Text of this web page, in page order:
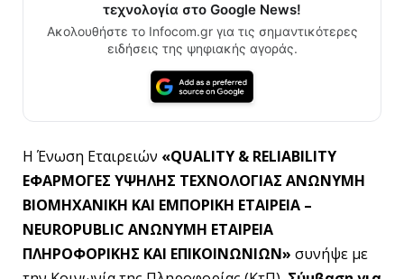
τεχνολογία στο Google News!
Ακολουθήστε το Infocom.gr για τις σημαντικότερες
ειδήσεις της ψηφιακής αγοράς.
Η Ένωση Εταιρειών «QUALITY & RELIABILITY
ΕΦΑΡΜΟΓΕΣ ΥΨΗΛΗΣ ΤΕΧΝΟΛΟΓΙΑΣ ΑΝΩΝΥΜΗ
ΒΙΟΜΗΧΑΝΙΚΗ ΚΑΙ ΕΜΠΟΡΙΚΗ ΕΤΑΙΡΕΙΑ –
NEUROPUBLIC ΑΝΩΝΥΜΗ ΕΤΑΙΡΕΙΑ
ΠΛΗΡΟΦΟΡΙΚΗΣ ΚΑΙ ΕΠΙΚΟΙΝΩΝΙΩΝ» συνήψε με